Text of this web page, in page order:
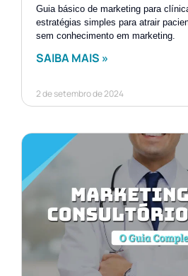
Guia básico de marketing para
estratégias simples para atrair
sem conhecimento em marketing.
SAIBA MAIS »
2 de setembro de 2024